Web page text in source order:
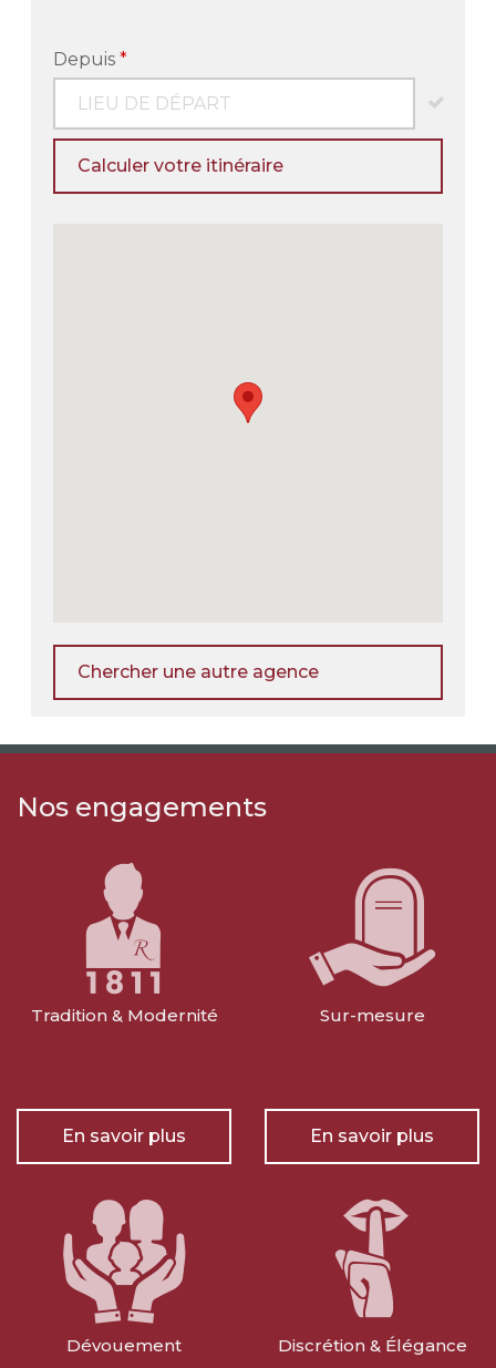
Depuis*
Calculer votre itinéraire
Chercher une autre agence
Nos engagements
Tradition & Modernité
En savoir plus
Sur-mesure
En savoir plus
Dévouement Discrétion & Élégance